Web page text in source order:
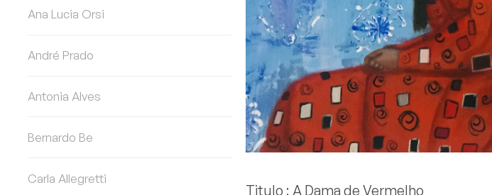
Ana Lucia Orsi
André Prado
Antonia Alves
Bernardo Be
Carla Allegretti
Titulo : A Dama de Vermelho